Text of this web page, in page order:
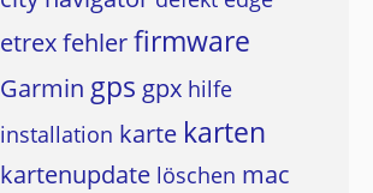
etrexfehlerfirmware
Garmin gps gpx hilfe
installation karte karten
kartenupdate löschen mac